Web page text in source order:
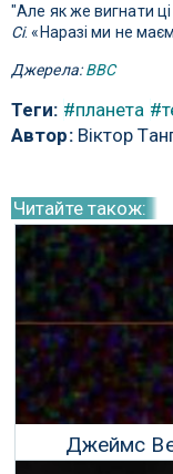
"Але як же вигнати
Сі. «Наразі ми не
Джерела:BBC
Теги: #планета
Автор:Віктор
Читайте також:
Джеймс